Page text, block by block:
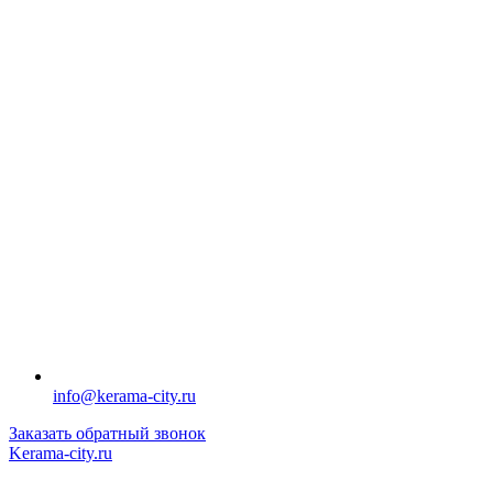
info@kerama-city.ru
Заказать обратный звонок
Kerama-city.ru